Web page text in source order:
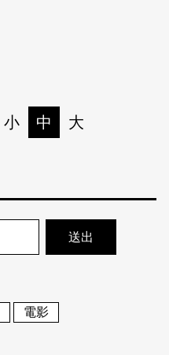
English
小 中 大
電影